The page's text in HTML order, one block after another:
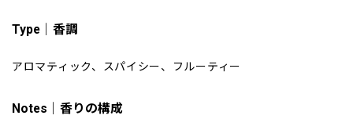
Type｜香調
アロマティック、スパイシー、フルーティー
Notes｜香りの構成